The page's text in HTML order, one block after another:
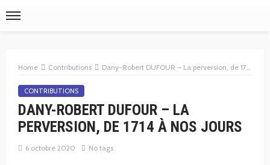
Home Contributions Dany-Robert DUFOUR – La perversion, de 1714 à nos jours
CONTRIBUTIONS
DANY-ROBERT DUFOUR – LA
PERVERSION, DE 1714 À NOS JOURS
6 octobre 2020 No tags